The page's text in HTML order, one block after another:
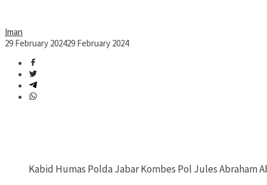
Iman
29 February 202429 February 2024
Kabid Humas Polda Jabar Kombes Pol Jules Abraham